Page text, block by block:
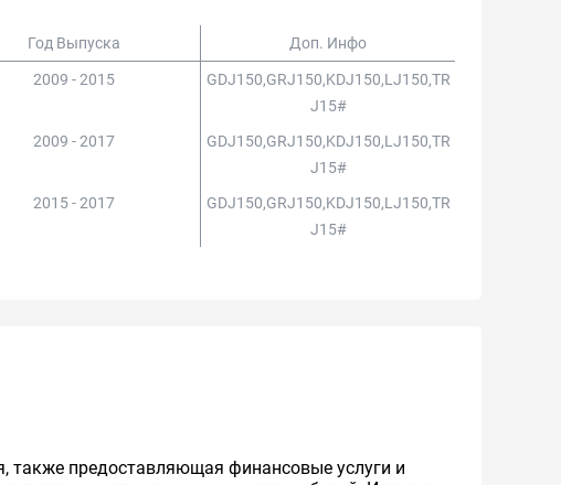
Год Выпуска Доп. Инфо
2009 - 2015
GDJ150,GRJ150,KDJ150,LJ150,TR
J15#
2009 - 2017
GDJ150,GRJ150,KDJ150,LJ150,TR
J15#
2015 - 2017
GDJ150,GRJ150,KDJ150,LJ150,TR
J15#
также предоставляющая финансовые услуги и